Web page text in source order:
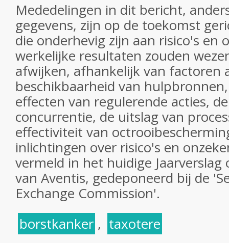
Mededelingen in dit bericht,
gegevens, zijn op de toekomst
die onderhevig zijn aan risico's en
werkelijke resultaten zouden
afwijken, afhankelijk van factoren
beschikbaarheid van
effecten van regulerende acties,
concurrentie, de uitslag van
effectiviteit van
inlichtingen over risico's en
vermeld in het huidige
van Aventis, gedeponeerd bij de
Exchange Commission'.
borstkanker , taxotere